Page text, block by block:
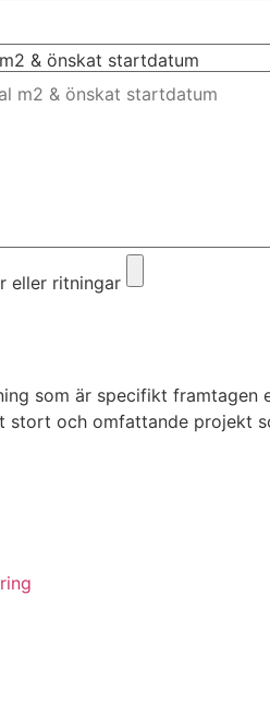
& önskat startdatum
eller ritningar
som är specifikt
stort och omfattande projekt